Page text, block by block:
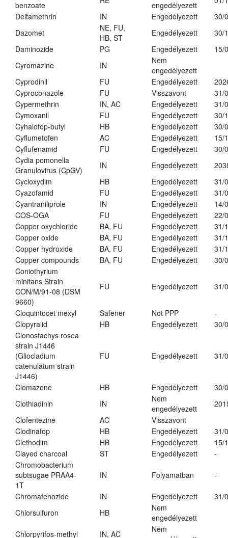
benzoate
engedélyezett
Deltamethrin
IN Engedélyezett
30/
Dazomet
NE, FU,
HB, ST
Engedélyezett
30/
Daminozide
PG Engedélyezett
15/
Cyromazine
IN
Nem
engedélyezett
Cyprodinil
FU Engedélyezett
Cyproconazole
FU Visszavont
31/
Cypermethrin
IN, AC Engedélyezett
31/
Cymoxanil
FU Engedélyezett
30/
Cyhalofop-butyl
HB Engedélyezett
30/
Cyflumetofen
AC Engedélyezett
15/
Cyflufenamid
FU Engedélyezett
30/
Cydia pomonella
Granulovirus (CpGV)
IN Engedélyezett
Cycloxydim
HB Engedélyezett
31/
Cyazofamid
FU Engedélyezett
31/
Cyantraniliprole
IN Engedélyezett
14/
COS-OGA
FU Engedélyezett
22/
Copper oxychloride
BA, FU Engedélyezett
31/
Copper oxide
BA, FU Engedélyezett
31/
Copper hydroxide
BA, FU Engedélyezett
31/
Copper compounds
BA, FU Engedélyezett
30/
Coniothyrium
minitans Strain
CON/M/91-08 (DSM
9660)
FU Engedélyezett 31/
Cloquintocet mexyl Safener Not PPP
-
Clopyralid
HB Engedélyezett
30/
Clonostachys rosea
strain J1446
(Gliocladium
catenulatum strain
J1446)
FU Engedélyezett 31/
Clomazone HB Engedélyezett
30/
Clothiadinin
IN
Nem
engedélyezett
Clofentezine
AC
Visszavont
Clodinafop
HB Engedélyezett
31/
Clethodim
HB Engedélyezett
15/
Clayed charcoal
ST Engedélyezett
-
Chromobacterium
subtsugae PRAA4-
1T
IN Folyamatban -
Chromafenozide IN Engedélyezett
31/
Chlorsulfuron
HB
Nem
engedélyezett
Chlorpyrifos-methyl
IN, AC
Nem